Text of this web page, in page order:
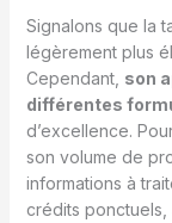
Signalons que la
légèrement plus
Cependant, son
différentes
d’excellence.
son volume de
informations à
crédits ponctuels,